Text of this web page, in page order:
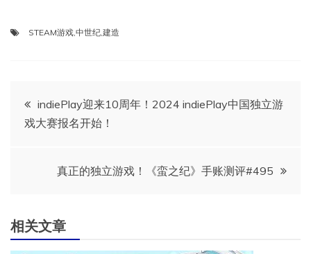
STEAM游戏,中世纪,建造
文
章
航
indiePlay迎来10周年！2024 indiePlay中国独立游
戏大赛报名开始！
真正的独立游戏！《蛮之纪》手账测评#495
相关文章